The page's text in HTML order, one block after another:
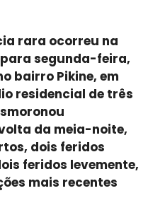
rara ocorreu na
para segunda-feira,
bairro Pikine, em
residencial de três
da meia-noite,
dois feridos
feridos levemente,
mais recentes